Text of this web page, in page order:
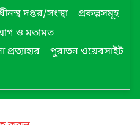
দপ্তর/সংস্থা
প্রকল্পসমূহ
ও মতামত
পুরাতন ওয়েবসাইট